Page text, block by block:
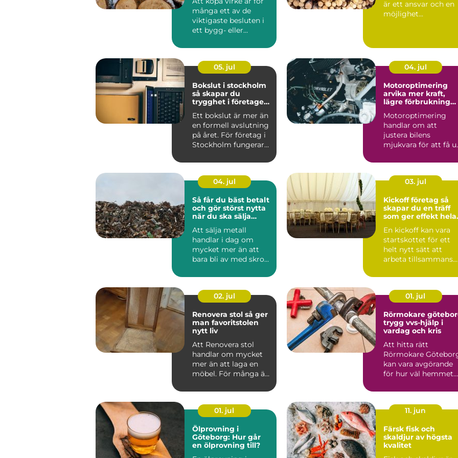
många ett av de
viktigaste besluten i
ett bygg- eller
Vale...
är ett ansvar och en
möjlighet...
05. jul
Bokslut i stockholm
så skapar du
trygghet i företagets
Ett bokslut är mer än
en formell avslutning
på året. För företag i
Stockholm fungerar
04. jul
Motoroptimering
arvika mer kraft,
lägre förbrukning
Motoroptimering
handlar om att
justera bilens
mjukvara för att få
att byta någ...
04. jul
Så får du bäst betalt
och gör störst nytta
när du ska sälja
Att sälja metall
handlar i dag om
mycket mer än att
bara bli av med skrot.
metalls...
03. jul
Kickoff företag så
skapar du en träff
som ger effekt hela
En kickoff kan vara
startskottet för ett
helt nytt sätt att
arbeta tillsammans.
02. jul
Renovera stol så ger
man favoritstolen
nytt liv
Att Renovera stol
handlar om mycket
mer än att laga en
möbel. För många är
hand ...
01. jul
Rörmokare
trygg vvs-hjälp i
vardag och kris
Att hitta rätt
Rörmokare
kan vara avgörande
för hur väl hemmet
och på s...
01. jul
Ölprovning i
Göteborg: Hur går
en ölprovning till?
11. jun
Färsk fisk och
skaldjur av högsta
kvalitet